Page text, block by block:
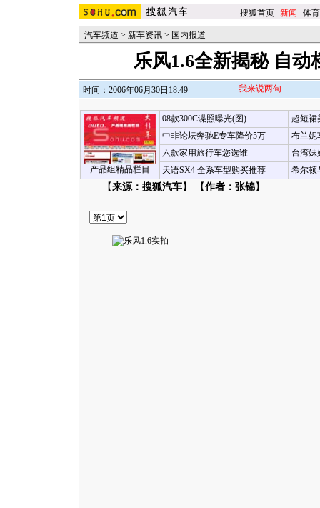
搜狐首页-新闻 -体育
汽车频道 > 新车资讯 > 国内报道
乐风1.6全新揭秘 自动
时间：2006年06月30日18:49 我来说两句
产品组精品栏目
08款300C谍照曝光(图)
中非论坛奔驰E专车降价5万
六款家用旅行车您选谁
天语SX4 全系车型购买推荐
超短裙
布兰妮
台湾妹
希尔顿
【来源：搜狐汽车】 【作者：张锦】